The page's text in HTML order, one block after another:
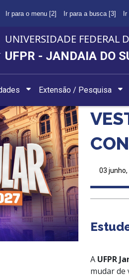
Ir para o menu [2] Ir para a busca [3] Ir
UNIVERSIDADE FEDERAL
UFPR - JANDAIA DO
Extensão / Pesquisa
03 junho,
A UFPR
mudar de